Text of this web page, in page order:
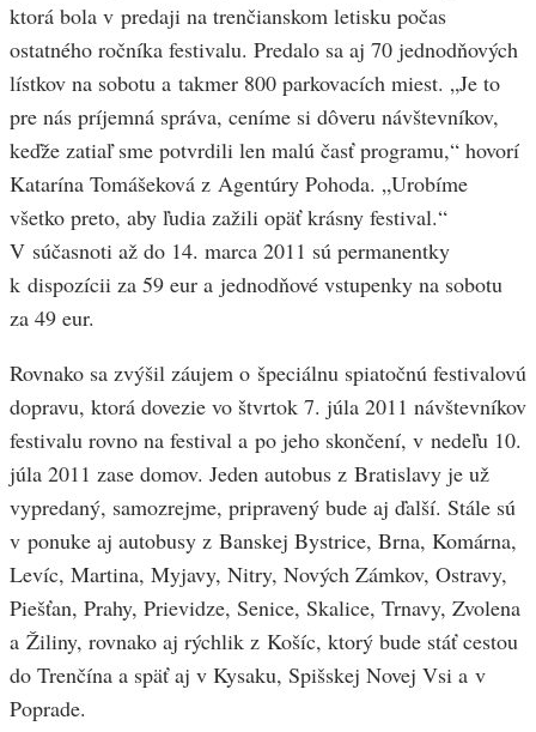
ktorá bola v predaji na trenčianskom letisku počas
ostatného ročníka festivalu. Predalo sa aj 70 jednodňových
lístkov na sobotu a takmer 800 parkovacích miest. „Je to
pre nás príjemná správa, ceníme si dôveru návštevníkov,
keďže zatiaľ sme potvrdili len malú časť programu,“ hovorí
Katarína Tomášeková z Agentúry Pohoda. „Urobíme
všetko preto, aby ľudia zažili opäť krásny festival.“
V súčasnoti až do 14. marca 2011 sú permanentky
k dispozícii za 59 eur a jednodňové vstupenky na sobotu
za 49 eur.
Rovnako sa zvýšil záujem o špeciálnu spiatočnú festivalovú
dopravu, ktorá dovezie vo štvrtok 7. júla 2011 návštevníkov
festivalu rovno na festival a po jeho skončení, v nedeľu 10.
júla 2011 zase domov. Jeden autobus z Bratislavy je už
vypredaný, samozrejme, pripravený bude aj ďalší. Stále sú
v ponuke aj autobusy z Banskej Bystrice, Brna, Komárna,
Levíc, Martina, Myjavy, Nitry, Nových Zámkov, Ostravy,
Piešťan, Prahy, Prievidze, Senice, Skalice, Trnavy, Zvolena
a Žiliny, rovnako aj rýchlik z Košíc, ktorý bude stáť cestou
do Trenčína a späť aj v Kysaku, Spišskej Novej Vsi a v
Poprade.